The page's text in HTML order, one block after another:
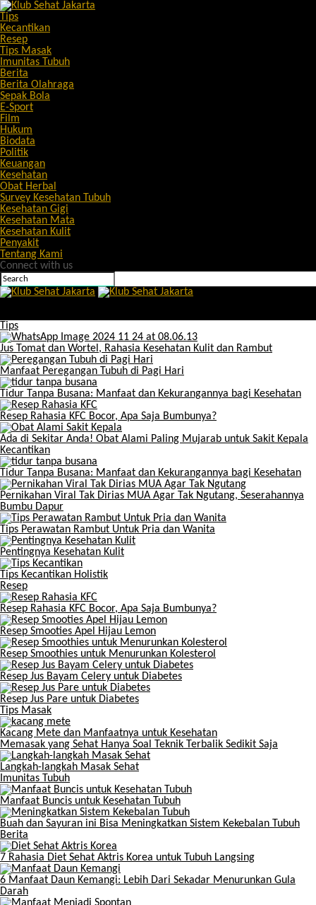
Tips
Kecantikan
Resep
Tips Masak
Imunitas Tubuh
Berita
Berita Olahraga
Sepak Bola
E-Sport
Film
Hukum
Biodata
Politik
Keuangan
Kesehatan
Obat Herbal
Survey Kesehatan Tubuh
Kesehatan Gigi
Kesehatan Mata
Kesehatan Kulit
Penyakit
Tentang Kami
Connect with us
Tips
Jus Tomat dan Wortel, Rahasia Kesehatan Kulit dan Rambut
Manfaat Peregangan Tubuh di Pagi Hari
Tidur Tanpa Busana: Manfaat dan Kekurangannya bagi Kesehatan
Resep Rahasia KFC Bocor, Apa Saja Bumbunya?
Ada di Sekitar Anda! Obat Alami Paling Mujarab untuk Sakit Kepala
Kecantikan
Tidur Tanpa Busana: Manfaat dan Kekurangannya bagi Kesehatan
Pernikahan Viral Tak Dirias MUA Agar Tak Ngutang, Seserahannya
Bumbu Dapur
Tips Perawatan Rambut Untuk Pria dan Wanita
Pentingnya Kesehatan Kulit
Tips Kecantikan Holistik
Resep
Resep Rahasia KFC Bocor, Apa Saja Bumbunya?
Resep Smooties Apel Hijau Lemon
Resep Smoothies untuk Menurunkan Kolesterol
Resep Jus Bayam Celery untuk Diabetes
Resep Jus Pare untuk Diabetes
Tips Masak
Kacang Mete dan Manfaatnya untuk Kesehatan
Memasak yang Sehat Hanya Soal Teknik Terbalik Sedikit Saja
Langkah-langkah Masak Sehat
Imunitas Tubuh
Manfaat Buncis untuk Kesehatan Tubuh
Buah dan Sayuran ini Bisa Meningkatkan Sistem Kekebalan Tubuh
Berita
7 Rahasia Diet Sehat Aktris Korea untuk Tubuh Langsing
6 Manfaat Daun Kemangi: Lebih Dari Sekadar Menurunkan Gula
Darah